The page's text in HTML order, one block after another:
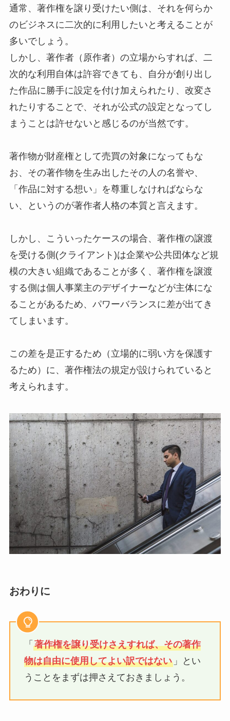
通常、著作権を譲り受けたい側は、それを何らか
のビジネスに二次的に利用したいと考えることが
多いでしょう。
しかし、著作者（原作者）の立場からすれば、二
次的な利用自体は許容できても、自分が創り出し
た作品に勝手に設定を付け加えられたり、改変さ
れたりすることで、それが公式の設定となってし
まうことは許せないと感じるのが当然です。
著作物が財産権として売買の対象になってもな
お、その著作物を生み出したその人の名誉や、
「作品に対する想い」を尊重しなければならな
い、というのが著作者人格の本質と言えます。
しかし、こういったケースの場合、著作権の譲渡
を受ける側(クライアント)は企業や公共団体など規
模の大きい組織であることが多く、著作権を譲渡
する側は個人事業主のデザイナーなどが主体にな
ることがあるため、パワーバランスに差が出てき
てしまいます。
この差を是正するため（立場的に弱い方を保護す
るため）に、著作権法の規定が設けられていると
考えられます。
おわりに
「 著作権を譲り受けさえすれば、その著作
物は自由に使用してよい訳ではない」とい
うことをまずは押さえておきましょう。